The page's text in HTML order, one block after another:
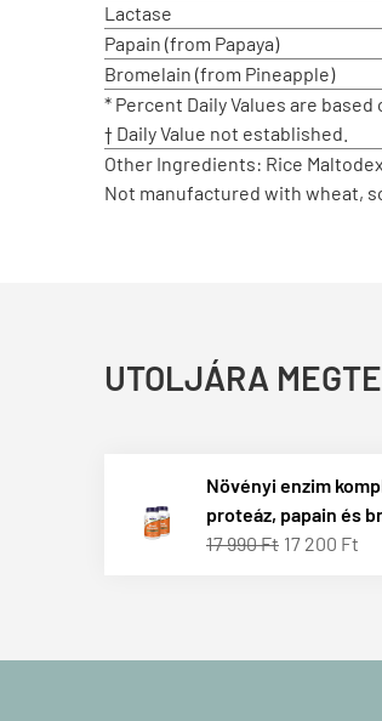
Lactase
Papain (from Papaya)
Bromelain (from Pineapple)
* Percent Daily Values are based
† Daily Value not established.
Other Ingredients: Rice
Not manufactured with wheat,
UTOLJÁRA
Növényi enzim
proteáz, papain és
17 990 Ft 17 200 Ft